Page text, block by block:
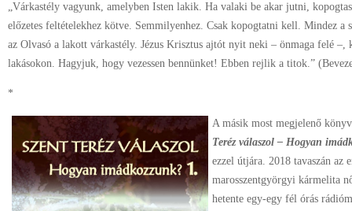
„Várkastély vagyunk, amelyben Isten lakik. Ha valaki be akar jutni,
előzetes feltételekhez kötve. Semmilyenhez. Csak kopogtatni kell. Mindez a
az Olvasó a lakott várkastély. Jézus Krisztus ajtót nyit neki – önmaga felé –,
lakásokon. Hagyjuk, hogy vezessen bennünket! Ebben rejlik a titok.”
*
A másik most megjelenő
Teréz válaszol – Hogyan
ezzel útjára. 2018 tavaszán
marosszentgyörgyi kármelita
hetente egy-egy fél órás